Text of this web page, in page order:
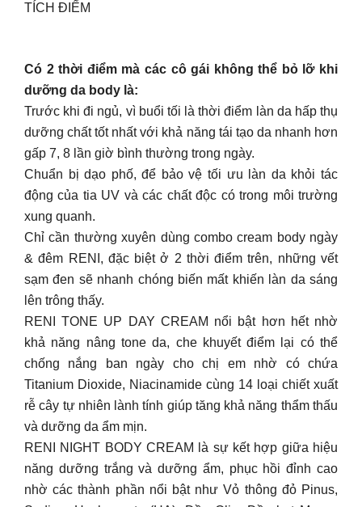
TÍCH ĐIỂM
Có 2 thời điểm mà các cô gái không thể bỏ lỡ khi
dưỡng da body là:
Trước khi đi ngủ, vì buổi tối là thời điểm làn da hấp thụ
dưỡng chất tốt nhất với khả năng tái tạo da nhanh hơn
gấp 7, 8 lần giờ bình thường trong ngày.
Chuẩn bị dạo phố, để bảo vệ tối ưu làn da khỏi tác
động của tia UV và các chất độc có trong môi trường
xung quanh.
Chỉ cần thường xuyên dùng combo cream body ngày
& đêm RENI, đặc biệt ở 2 thời điểm trên, những vết
sạm đen sẽ nhanh chóng biến mất khiến làn da sáng
lên trông thấy.
RENI TONE UP DAY CREAM nổi bật hơn hết nhờ
khả năng nâng tone da, che khuyết điểm lại có thể
chống nắng ban ngày cho chị em nhờ có chứa
Titanium Dioxide, Niacinamide cùng 14 loại chiết xuất
rễ cây tự nhiên lành tính giúp tăng khả năng thẩm thấu
và dưỡng da ẩm mịn.
RENI NIGHT BODY CREAM là sự kết hợp giữa hiệu
năng dưỡng trắng và dưỡng ẩm, phục hồi đỉnh cao
nhờ các thành phần nổi bật như Vỏ thông đỏ Pinus,